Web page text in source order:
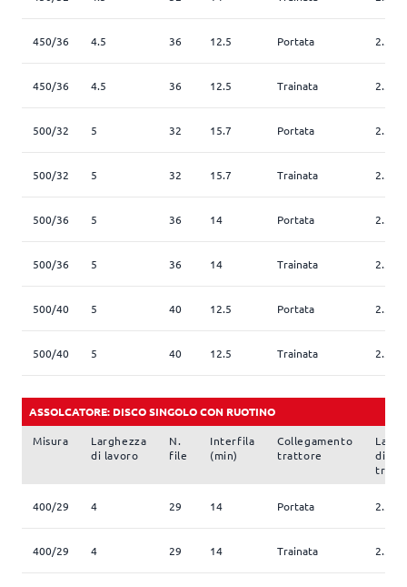
450/36 4.5 36 12.5 Portata 2.5
450/36 4.5 36 12.5 Trainata 2.5
500/32 5 32 15.7 Portata 2.5
500/32 5 32 15.7 Trainata 2.5
500/36 5 36 14 Portata 2.5
500/36 5 36 14 Trainata 2.5
500/40 5 40 12.5 Portata 2.5
500/40 5 40 12.5 Trainata 2.5
ASSOLCATORE: DISCO SINGOLO CON RUOTINO
Misura
Larghezza
di lavoro
N.
file
Interfila
(min)
Collegamento
trattore
di
400/29 4 29 14 Portata 2.5
400/29 4 29 14 Trainata 2.5